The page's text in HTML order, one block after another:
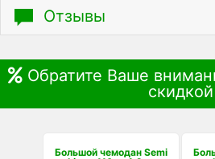
Отзывы
Обратите Ваше
скидкой
Большой чемодан Semi